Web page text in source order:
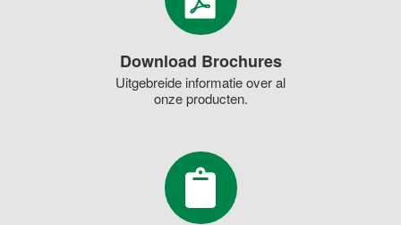
Download Brochures
Uitgebreide informatie over al
onze producten.